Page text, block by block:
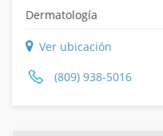
Dermatología
Ver ubicación
(809) 938-5016